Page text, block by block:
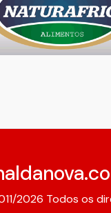
2026 Todos os